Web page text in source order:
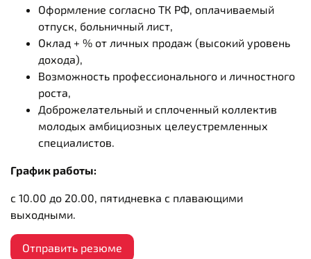
Оформление согласно ТК РФ, оплачиваемый
отпуск, больничный лист,
Оклад + % от личных продаж (высокий уровень
дохода),
Возможность профессионального и личностного
роста,
Доброжелательный и сплоченный коллектив
молодых амбициозных целеустремленных
специалистов.
График работы:
с 10.00 до 20.00, пятидневка с плавающими
выходными.
Отправить резюме